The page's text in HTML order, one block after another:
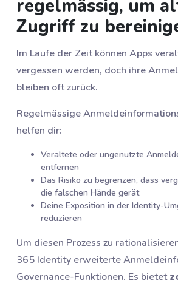
regelmässig, um
Zugriff zu
Im Laufe der Zeit können Apps
vergessen werden, doch ihre
bleiben oft zurück.
Regelmässige
helfen dir:
Veraltete oder ungenutzte
entfernen
Das Risiko zu begrenzen, dass
die falschen Hände gerät
Deine Exposition in der Identity-
reduzieren
Um diesen Prozess zu
365 Identity erweiterte
Governance-Funktionen. Es bietet